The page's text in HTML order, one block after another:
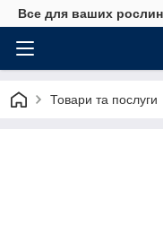
Все для ваших
Товари та послуги